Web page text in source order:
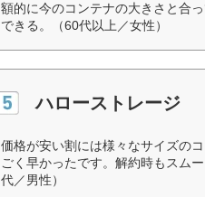
額的に今のコンテナの大きさと合
できる。（60代以上／女性）
ハローストレージ
価格が安い割には様々なサイズの
ごく早かったです。解約時もスム
代／男性）